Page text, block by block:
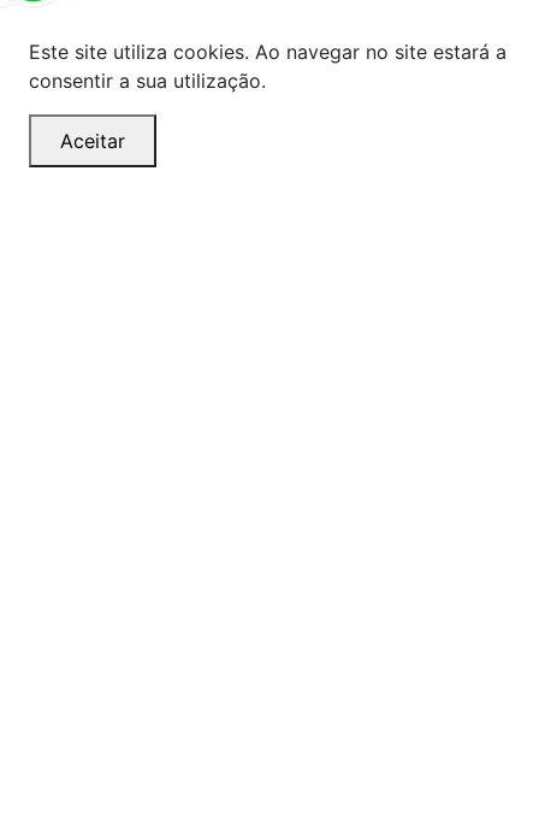
Este site utiliza cookies. Ao navegar no site estará a
consentir a sua utilização.
Aceitar